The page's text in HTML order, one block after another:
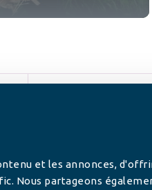
et les annonces,
Nous partageons